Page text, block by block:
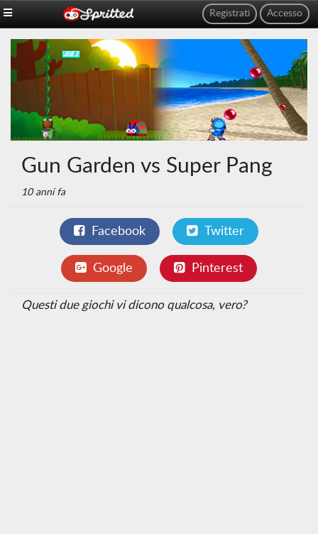
Accesso
Registrati
Gun Garden vs Super Pang
10 anni fa
Facebook Twitter
Google Pinterest
Questi due giochi vi dicono qualcosa, vero?